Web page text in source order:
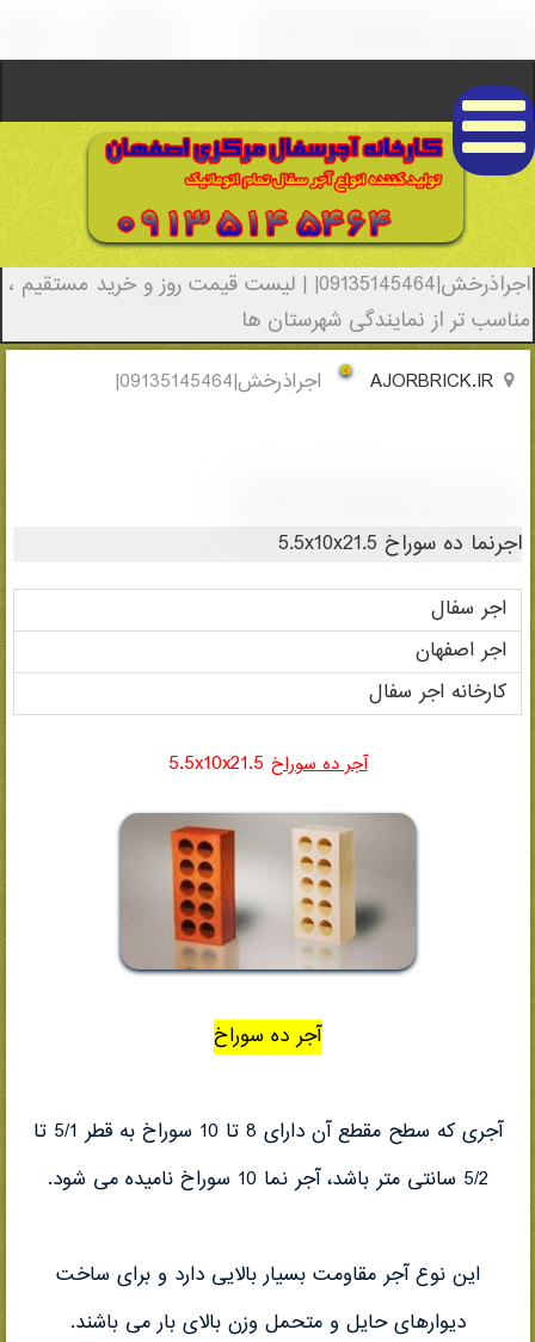
2022)
اجراذرخش|09135145464| | لیست قیمت روز و خرید مستقیم ،
مناسب تر از نمایندگی شهرستان ها
AJORBRICK.IR اجراذرخش|09135145464|
اجرنما ده سوراخ 5.5x10x21.5
اجر سفال
اجر اصفهان
کارخانه اجر سفال
آجر ده سوراخ
آجر ده سوراخ
آجری که سطح مقطع آن دارای 8 تا 10 سوراخ به قطر 5/1 تا
5/2 سانتی متر باشد، آجر نما 10 سوراخ نامیده می شود.
این نوع آجر مقاومت بسیار بالایی دارد و برای ساخت
دیوارهای حایل و متحمل وزن بالای بار می باشند.